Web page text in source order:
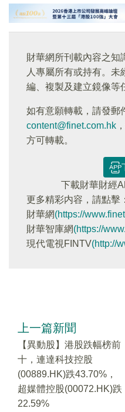
財華網所刊載內容之知
人專屬所有或持有。
編、複製及建立鏡像等
如有意願轉載，請發郵
content@finet.com.hk
方可轉載。
下載財華財經
更多精彩内容，請點擊：
財華網(https://
財華智庫網(https://
現代電視FINTV(http://
上一篇新聞
【異動股】港股跌幅榜前
十，連達科技控股
(00889.HK)跌43.70%，
超媒體控股(00072.HK)跌
22.59%